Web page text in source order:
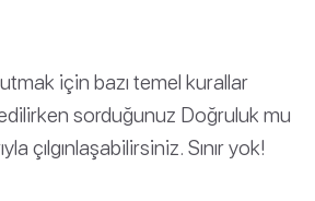
için bazı temel kurallar
sorduğunuz Doğruluk mu
çılgınlaşabilirsiniz. Sınır yok!